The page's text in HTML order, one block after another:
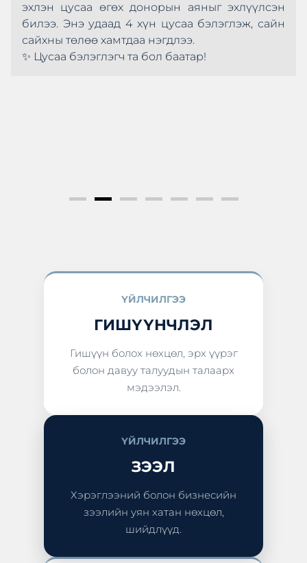
эхлэн цусаа өгөх донорын аяныг эхлүүлсэн
билээ. Энэ удаад 4 хүн цусаа бэлэглэж, сайн
сайхны төлөө хамтдаа нэгдлээ.
✨ Цусаа бэлэглэгч та бол баатар!
ҮЙЛЧИЛГЭЭ
ГИШҮҮНЧЛЭЛ
Гишүүн болох нөхцөл, эрх үүрэг
болон давуу талуудын талаарх
мэдээлэл.
ҮЙЛЧИЛГЭЭ
ЗЭЭЛ
Хэрэглээний болон бизнесийн
зээлийн уян хатан нөхцөл,
шийдлүүд.